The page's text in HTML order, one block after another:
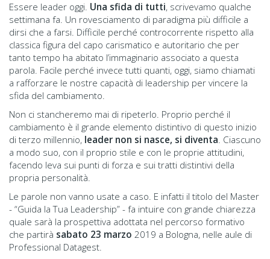
Essere leader oggi. Una sfida di tutti, scrivevamo qualche
settimana fa. Un rovesciamento di paradigma più difficile a
dirsi che a farsi. Difficile perché controcorrente rispetto alla
classica figura del capo carismatico e autoritario che per
tanto tempo ha abitato l’immaginario associato a questa
parola. Facile perché invece tutti quanti, oggi, siamo chiamati
a rafforzare le nostre capacità di leadership per vincere la
sfida del cambiamento.
Non ci stancheremo mai di ripeterlo. Proprio perché il
cambiamento è il grande elemento distintivo di questo inizio
di terzo millennio, leader non si nasce, si diventa. Ciascuno
a modo suo, con il proprio stile e con le proprie attitudini,
facendo leva sui punti di forza e sui tratti distintivi della
propria personalità.
Le parole non vanno usate a caso. E infatti il titolo del Master
- “Guida la Tua Leadership” - fa intuire con grande chiarezza
quale sarà la prospettiva adottata nel percorso formativo
che partirà sabato 23 marzo 2019 a Bologna, nelle aule di
Professional Datagest.